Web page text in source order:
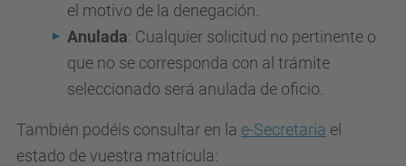
el motivo de la denegación.
Anulada: Cualquier solicitud no pertinente o
que no se corresponda con al trámite
seleccionado será anulada de oficio.
También podéis consultar en la e-Secretaria el
estado de vuestra matrícula: